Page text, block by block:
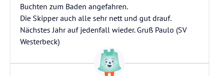
Buchten zum Baden angefahren.
Die Skipper auch alle sehr nett und gut drauf.
Nächstes Jahr auf jedenfall wieder. Gruß Paulo (SV
Westerbeck)